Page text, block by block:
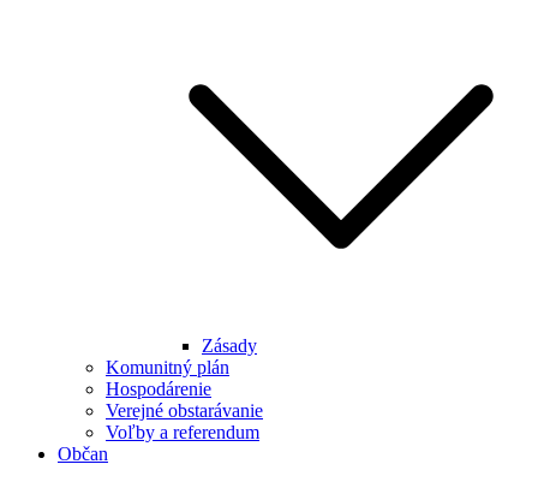
Zásady
Komunitný plán
Hospodárenie
Verejné obstarávanie
Voľby a referendum
Občan